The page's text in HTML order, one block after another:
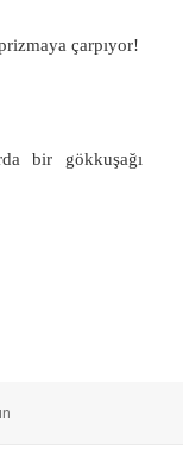
çarpıyor!
bir gökkuşağı
Etmek Neden